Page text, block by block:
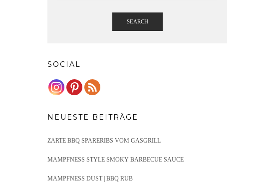
SEARCH
SOCIAL
NEUESTE BEITRÄGE
ZARTE BBQ SPARERIBS VOM GASGRILL
MAMPFNESS STYLE SMOKY BARBECUE SAUCE
MAMPFNESS DUST | BBQ RUB